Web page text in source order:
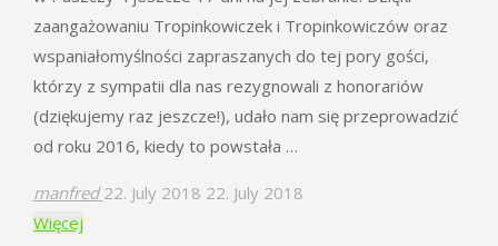
zaangażowaniu Tropinkowiczek i Tropinkowiczów oraz
wspaniałomyślności zapraszanych do tej pory gości,
którzy z sympatii dla nas rezygnowali z honorariów
(dziękujemy raz jeszcze!), udało nam się przeprowadzić
od roku 2016, kiedy to powstała …
manfred 22. July 2018 22. July 2018
Więcej"Zbiórka